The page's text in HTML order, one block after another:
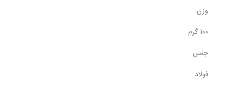
وزن
100 گرم
جنس
فولاد